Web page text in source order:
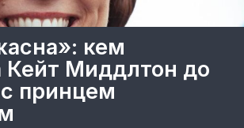
кем
Кейт Миддлтон до
принцем